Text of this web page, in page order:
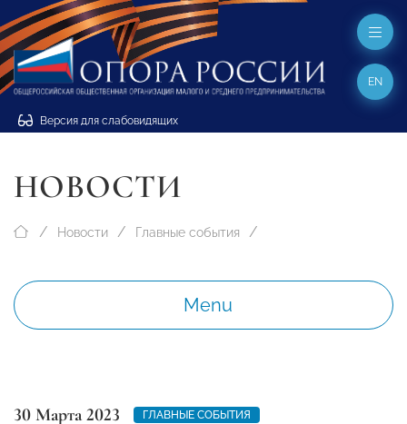
Версия для слабовидящих
EN
НОВОСТИ
Новости Главные события
Menu
30 Марта 2023 ГЛАВНЫЕ СОБЫТИЯ